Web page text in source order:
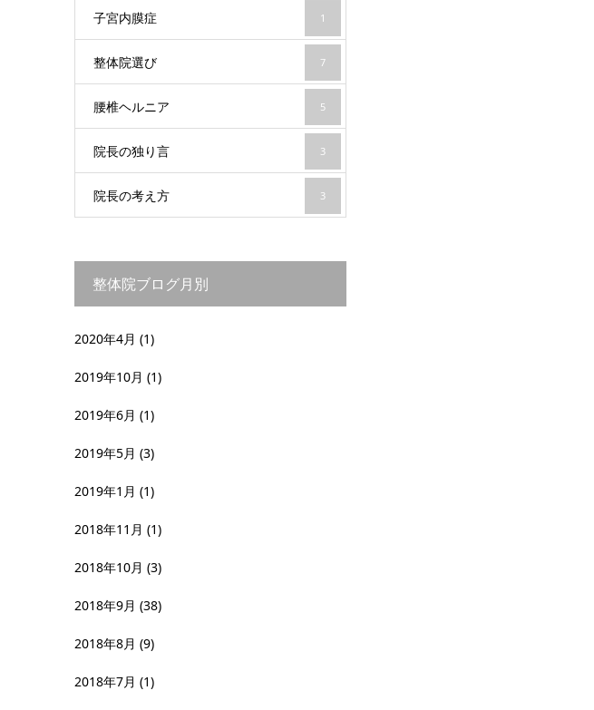
子宮内膜症 1
整体院選び 7
腰椎ヘルニア 5
院長の独り言 3
院長の考え方 3
整体院ブログ月別
2020年4月 (1)
2019年10月 (1)
2019年6月 (1)
2019年5月 (3)
2019年1月 (1)
2018年11月 (1)
2018年10月 (3)
2018年9月 (38)
2018年8月 (9)
2018年7月 (1)